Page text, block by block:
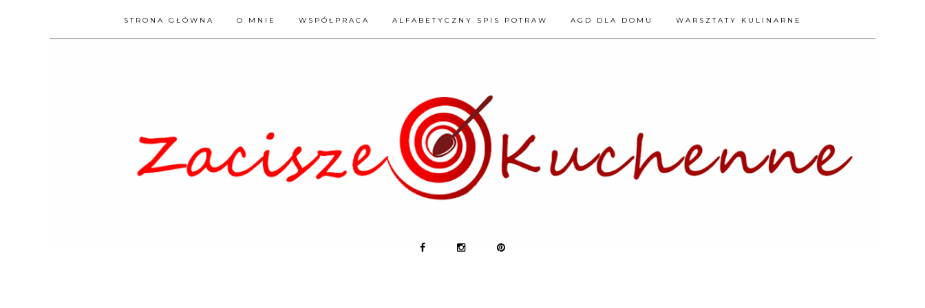
STRONA GŁÓWNA O MNIE WSPÓŁPRACA ALFABETYCZNY SPIS POTRAW AGD DLA DOMU WARSZTATY KULINARNE